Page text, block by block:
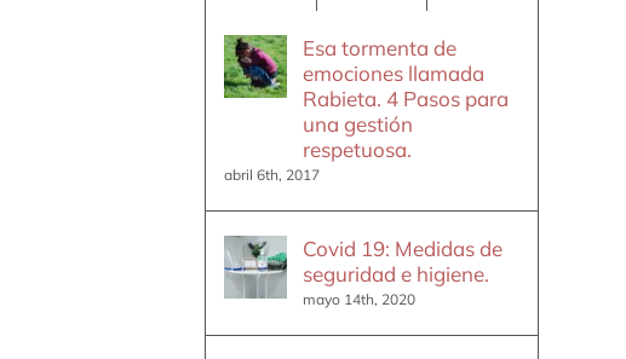
Esa tormenta de
emociones llamada
Rabieta. 4 Pasos para
una gestión
respetuosa.
abril 6th, 2017
Covid 19: Medidas de
seguridad e higiene.
mayo 14th, 2020